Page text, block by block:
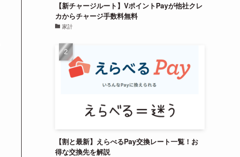
【新チャージルート】VポイントPayが他社クレ
カからチャージ手数料無料
家計
【割と最新】えらべるPay交換レート一覧！お
得な交換先を解説